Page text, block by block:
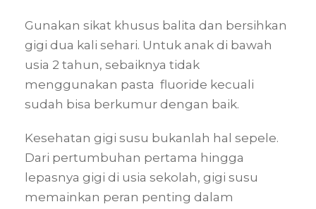
Gunakan sikat khusus balita dan bersihkan
gigi dua kali sehari. Untuk anak di bawah
usia 2 tahun, sebaiknya tidak
menggunakan pasta fluoride kecuali
sudah bisa berkumur dengan baik.
Kesehatan gigi susu bukanlah hal sepele.
Dari pertumbuhan pertama hingga
lepasnya gigi di usia sekolah, gigi susu
memainkan peran penting dalam